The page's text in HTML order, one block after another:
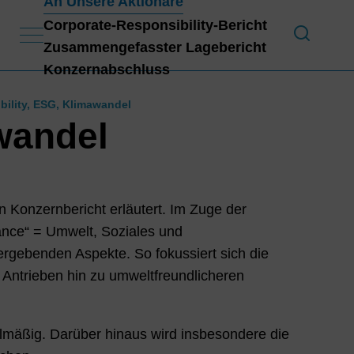
Corporate-Responsibility-Bericht
Zusammengefasster Lagebericht
Konzernabschluss
ESG, Klimawandel
Konzernbericht erläutert. Im Zuge der
= Umwelt, Soziales und
Aspekte. So fokussiert sich die
hin zu umweltfreundlicheren
Darüber hinaus wird insbesondere die